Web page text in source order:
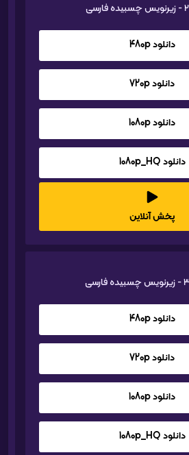
دانلود 480p
دانلود 720p
دانلود 1080p
دانلود 1080p_HQ
پخش آنلاین
دانلود 480p
دانلود 720p
دانلود 1080p
دانلود 1080p_HQ